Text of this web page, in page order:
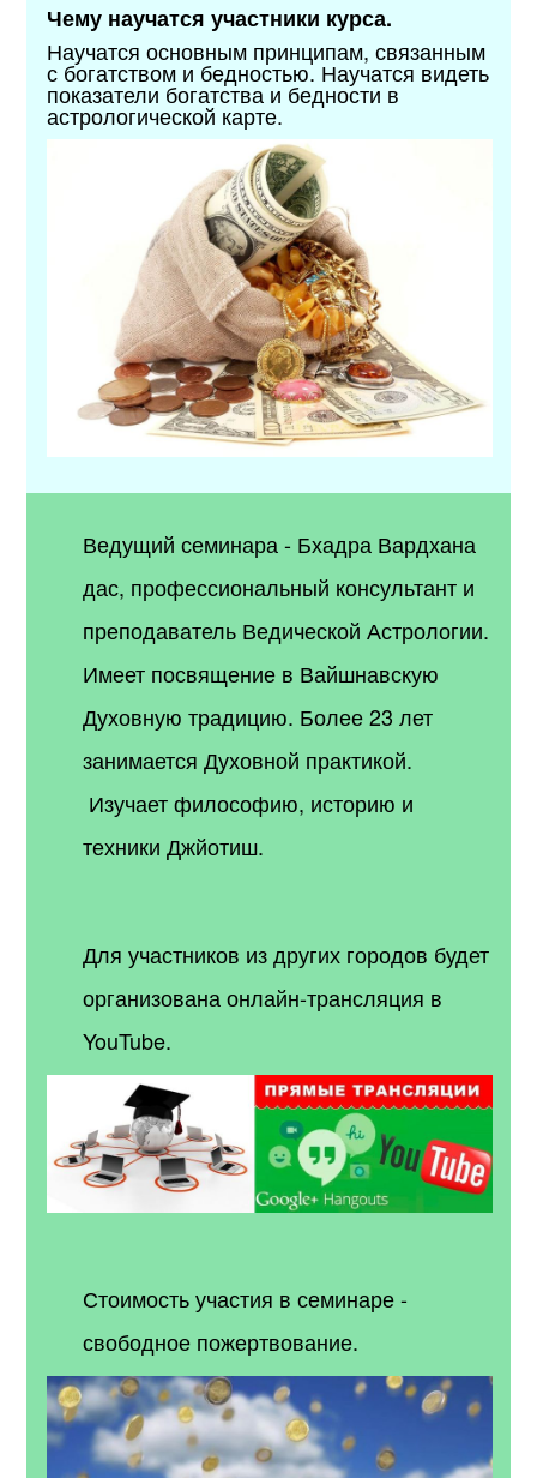
Чему научатся участники курса.
Научатся основным принципам, связанным
с богатством и бедностью. Научатся видеть
показатели богатства и бедности в
астрологической карте.
Ведущий семинара - Бхадра Вардхана
дас, профессиональный консультант и
преподаватель Ведической Астрологии.
Имеет посвящение в Вайшнавскую
Духовную традицию. Более 23 лет
занимается Духовной практикой.
Изучает философию, историю и
техники Джйотиш.
Для участников из других городов будет
организована онлайн-трансляция в
YouTube.
Стоимость участия в семинаре-
свободное пожертвование.